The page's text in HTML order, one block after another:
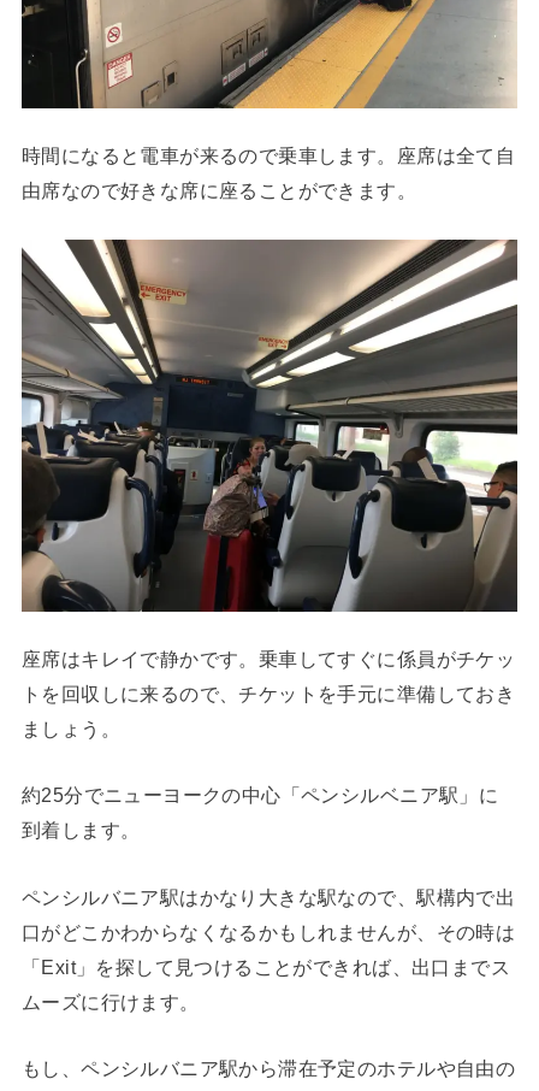
時間になると電車が来るので乗車します。座席は全て自
由席なので好きな席に座ることができます。
座席はキレイで静かです。乗車してすぐに係員がチケッ
トを回収しに来るので、チケットを手元に準備しておき
ましょう。
約25分でニューヨークの中心「ペンシルベニア駅」に
到着します。
ペンシルバニア駅はかなり大きな駅なので、駅構内で出
口がどこかわからなくなるかもしれませんが、その時は
「Exit」を探して見つけることができれば、出口までス
ムーズに行けます。
もし、ペンシルバニア駅から滞在予定のホテルや自由の